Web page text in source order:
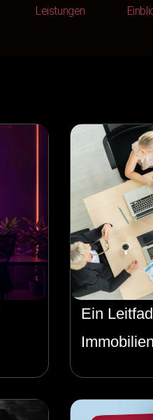
Leistungen
Ein